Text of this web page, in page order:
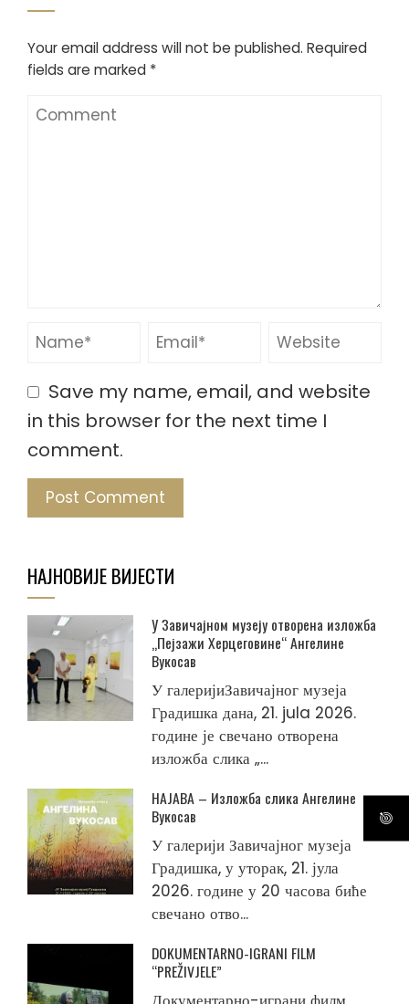
Your email address will not be published. Required
fields are marked *
Save my name, email, and website
in this browser for the next time I
comment.
НАЈНОВИЈЕ ВИЈЕСТИ
У Завичајном музеју отворена изложба
„Пејзажи Херцеговине“ Ангелине
Вукосав
У галеријиЗавичајног музеја
Градишка дана, 21. jula 2026.
године је свечано отворена
изложба слика „...
НАЈАВА – Изложба слика Ангелине
Вукосав
У галерији Завичајног музеја
Градишка, у уторак, 21. јула
2026. године у 20 часова биће
свечано отво...
DOKUMENTARNO-IGRANI FILM
“PREŽIVJELE”